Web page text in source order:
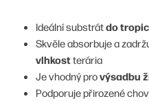
Ideální substrátdo
Skvěle absorbuje a
vlhkostterária
Je vhodný provýsadbu
Podporuje přirozené